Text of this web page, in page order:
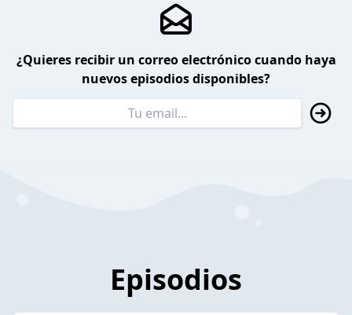
¿Quieres recibir un correo electrónico cuando haya
nuevos episodios disponibles?
Episodios